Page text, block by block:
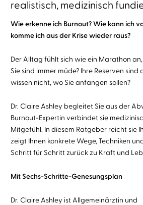
realistisch, medizinisch
Wie erkenne ich Burnout? Wie kann ich
komme ich aus der Krise wieder raus?
Der Alltag fühlt sich wie ein Marathon
Sie sind immer müde? Ihre Reserven
wissen nicht, wo Sie anfangen sollen?
Dr. Claire Ashley begleitet Sie aus der
Burnout-Expertin verbindet sie
Mitgefühl. In diesem Ratgeber reicht sie
zeigt Ihnen konkrete Wege, Techniken
Schritt für Schritt zurück zu Kraft und
Mit Sechs-Schritte-Genesungsplan
Dr. Claire Ashley ist Allgemeinärztin und